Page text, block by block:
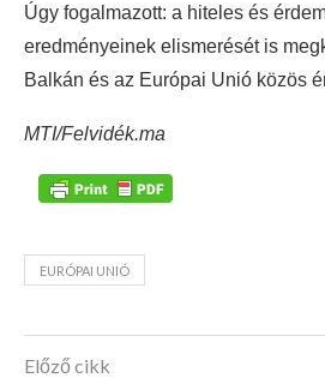
Úgy fogalmazott: a hiteles és
eredményeinek elismerését is
Balkán és az Európai Unió közös
MTI/Felvidék.ma
EURÓPAI UNIÓ
Előző cikk